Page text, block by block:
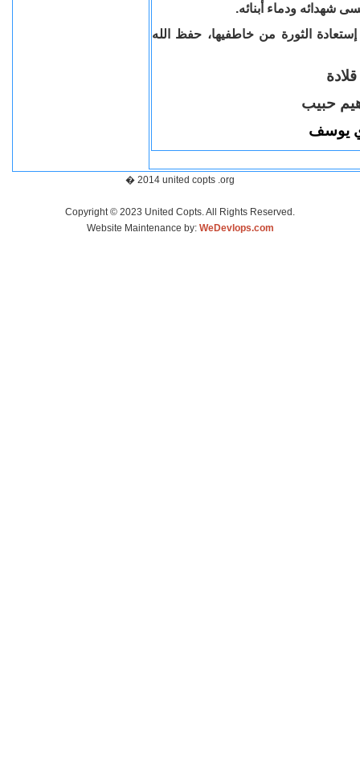
ودماء أبنائه.
الثورة من خاطفيها، حفظ الله
حبيب
يوسف
� 2014 united copts .org
Copyright © 2023 United Copts. All Rights Reserved.
Website Maintenance by: WeDevlops.com